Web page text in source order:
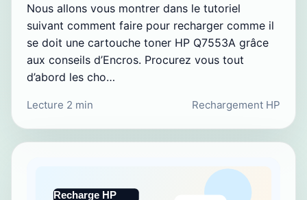
Nous allons vous montrer dans le tutoriel
suivant comment faire pour recharger comme il
se doit une cartouche toner HP Q7553A grâce
aux conseils d’Encros. Procurez vous tout
d’abord les cho…
Lecture 2 min Rechargement HP